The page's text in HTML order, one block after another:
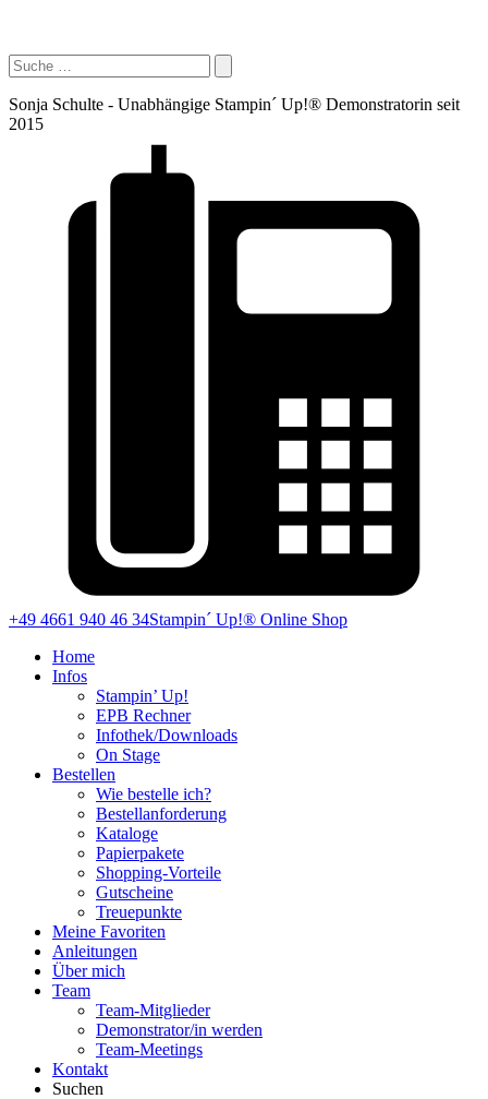
Sonja Schulte - Unabhängige Stampin´ Up!® Demonstratorin seit
2015
+49 4661 940 46 34Stampin´ Up!® Online Shop
Home
Infos
Stampin’ Up!
EPB Rechner
Infothek/Downloads
On Stage
Bestellen
Wie bestelle ich?
Bestellanforderung
Kataloge
Papierpakete
Shopping-Vorteile
Gutscheine
Treuepunkte
Meine Favoriten
Anleitungen
Über mich
Team
Team-Mitglieder
Demonstrator/in werden
Team-Meetings
Kontakt
Suchen